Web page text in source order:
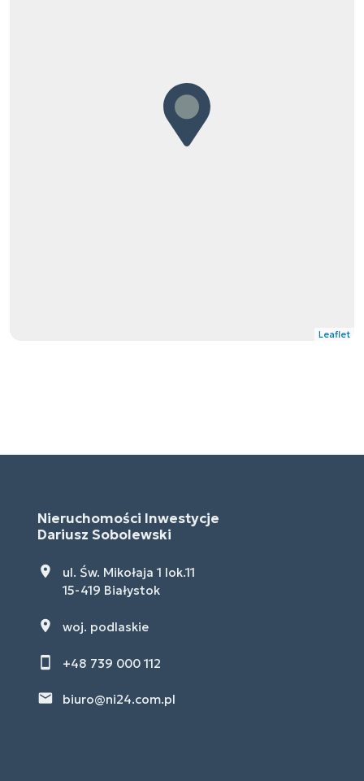
Leaflet
Nieruchomości Inwestycje
Dariusz Sobolewski
ul. Św. Mikołaja 1 lok.11
15-419 Białystok
woj. podlaskie
+48 739 000 112
biuro@ni24.com.pl